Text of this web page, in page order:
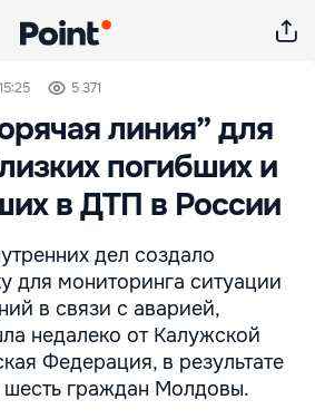
5 371
линия” для
погибших и
в ДТП в России
дел создало
для мониторинга ситуации
в связи с аварией,
недалеко от Калужской
Федерация, в результате
шесть граждан Молдовы.